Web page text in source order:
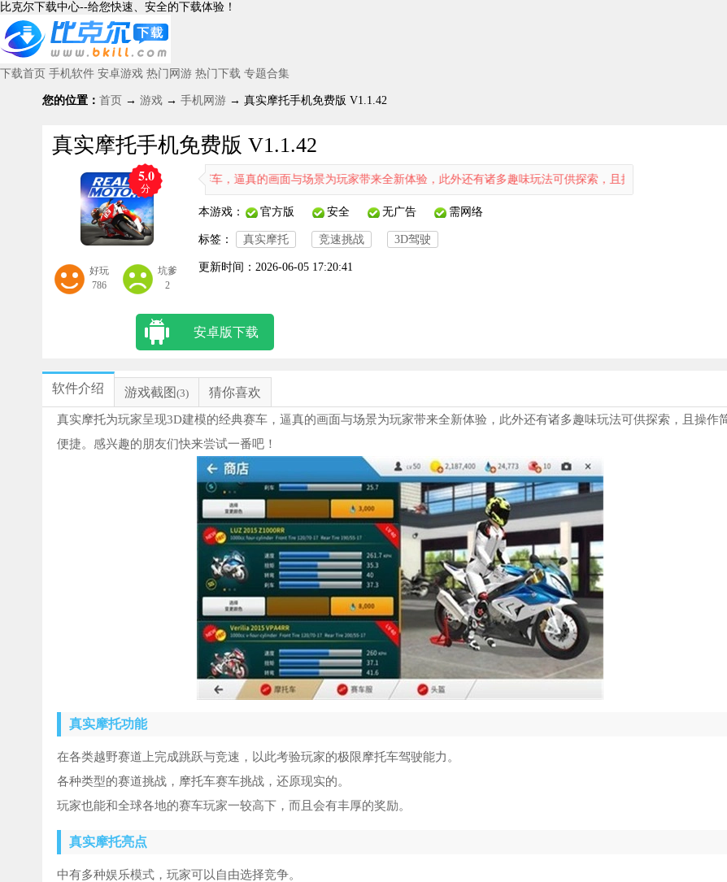
比克尔下载中心--给您快速、安全的下载体验！
下载首页 手机软件 安卓游戏 热门网游 热门下载 专题合集
您的位置： 首页 → 游戏 → 手机网游 → 真实摩托手机免费版 V1.1.42
真实摩托手机免费版 V1.1.42
5.0
分
好玩
786
坑爹
2
为玩家呈现3D建模的经典赛车，逼真的画面与场景为玩家带来全新体验，此外还有诸多趣味玩法可供探索，且操作简洁便捷。感兴趣的朋友们
本游戏： 官方版 安全 无广告 需网络
标签： 真实摩托 竞速挑战 3D驾驶
更新时间： 2026-06-05 17:20:41
安卓版下载
软件介绍 游戏截图 (3) 猜你喜欢
真实摩托为玩家呈现3D建模的经典赛车，逼真的画面与场景为玩家带来全新体验，此外还有诸多趣味玩法可供探索，且操作
便捷。感兴趣的朋友们快来尝试一番吧！
真实摩托功能
在各类越野赛道上完成跳跃与竞速，以此考验玩家的极限摩托车驾驶能力。
各种类型的赛道挑战，摩托车赛车挑战，还原现实的。
玩家也能和全球各地的赛车玩家一较高下，而且会有丰厚的奖励。
真实摩托亮点
中有多种娱乐模式，玩家可以自由选择竞争。